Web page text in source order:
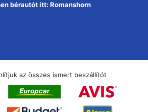
bérautót itt: Romanshorn
az összes ismert beszállítót